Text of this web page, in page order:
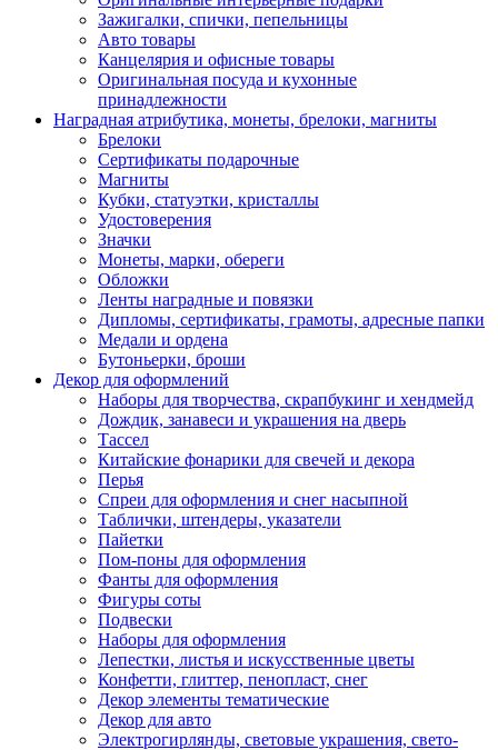
Зажигалки, спички, пепельницы
Авто товары
Канцелярия и офисные товары
Оригинальная посуда и кухонные
принадлежности
Наградная атрибутика, монеты, брелоки, магниты
Брелоки
Сертификаты подарочные
Магниты
Кубки, статуэтки, кристаллы
Удостоверения
Значки
Монеты, марки, обереги
Обложки
Ленты наградные и повязки
Дипломы, сертификаты, грамоты, адресные папки
Медали и ордена
Бутоньерки, броши
Декор для оформлений
Наборы для творчества, скрапбукинг и хендмейд
Дождик, занавеси и украшения на дверь
Тассел
Китайские фонарики для свечей и декора
Перья
Спреи для оформления и снег насыпной
Таблички, штендеры, указатели
Пайетки
Пом-поны для оформления
Фанты для оформления
Фигуры соты
Подвески
Наборы для оформления
Лепестки, листья и искусственные цветы
Конфетти, глиттер, пенопласт, снег
Декор элементы тематические
Декор для авто
Электрогирлянды, световые украшения, свето-